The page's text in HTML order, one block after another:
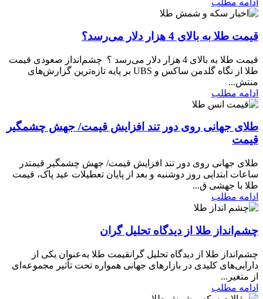
ادامه مطلب
قیمت طلا به بالای 4 هزار دلار می‌رسد؟
قیمت طلا به بالای 4 هزار دلار می‌رسد ؟ چشم‌انداز صعودی قیمت
طلا از نگاه گلدمن ساکس و UBS بر پایه تازه‌ترین گزارش‌های
منتش...
ادامه مطلب
طلای جهانی روی دور تند افزایش قیمت/ جهش چشمگیر
قیمت
طلای جهانی روی دور تند افزایش قیمت/ جهش چشمگیر قیمتدر
ساعات ابتدایی روز دوشنبه و بعد از پایان تعطیلات عید پاک، قیمت
طلا با جهشی ق...
ادامه مطلب
چشم‌انداز طلا از دیدگاه تحلیل گران
چشم‌انداز طلا از دیدگاه تحلیل گرانقیمت طلا به‌عنوان یکی از
دارایی‌های کلیدی در بازارهای جهانی همواره تحت تأثیر مجموعه‌ای
از متغیر...
ادامه مطلب